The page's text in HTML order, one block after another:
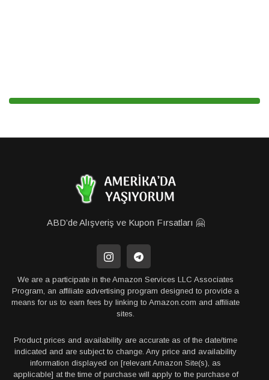
ABD’de Alışveriş ve Kupon Fırsatları 🤗
We are a participate in the Amazon Services LLC Associates
Program, an affiliate advertising program designed to provide a
means for us to earn fees by linking to Amazon.com and affiliate
sites.
Product prices and availability are accurate as of the date/time
indicated and are subject to change. Any price and availability
information displayed on [relevant Amazon Site(s), as
applicable] at the time of purchase will apply to the purchase of